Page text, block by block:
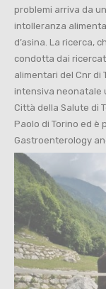
problemi arriva da
intolleranza
d’asina. La ricerca,
condotta dai
alimentari del Cnr di
intensiva neonatale
Città della Salute di
Paolo di Torino ed
Gastroenterology